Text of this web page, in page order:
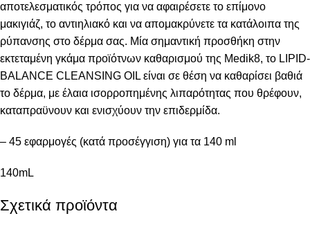
αποτελεσματικός τρόπος για να αφαιρέσετε το επίμονο
μακιγιάζ, το αντιηλιακό και να απομακρύνετε τα κατάλοιπα της
ρύπανσης στο δέρμα σας. Μία σημαντική προσθήκη στην
εκτεταμένη γκάμα προϊότνων καθαρισμού της Medik8, το LIPID-
BALANCE CLEANSING OIL είναι σε θέση να καθαρίσει βαθιά
το δέρμα, με έλαια ισορροπημένης λιπαρότητας που θρέφουν,
καταπραϋνουν και ενισχύουν την επιδερμίδα.
– 45 εφαρμογές (κατά προσέγγιση) για τα 140 ml
140mL
Σχετικά προϊόντα